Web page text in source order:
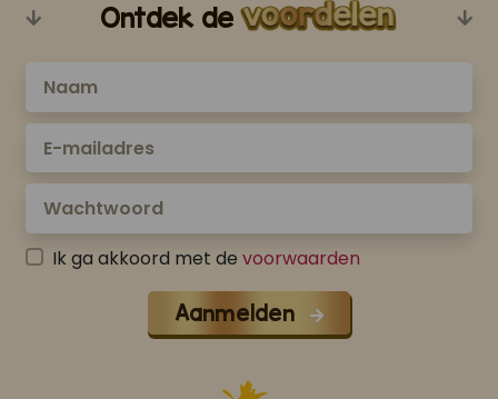
Ontdek de
Ik ga akkoord met de voorwaarden
Aanmelden